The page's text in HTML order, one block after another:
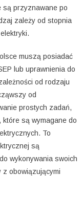
są przyznawane po
zależy od stopnia
muszą posiadać
lub uprawnienia do
od rodzaju
od
prostych zadań,
są wymagane do
To
są
wykonywania swoich
obowiązującymi